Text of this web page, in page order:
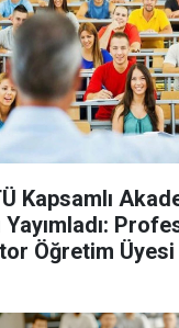
Kapsamlı
Yayımladı:
Öğretim